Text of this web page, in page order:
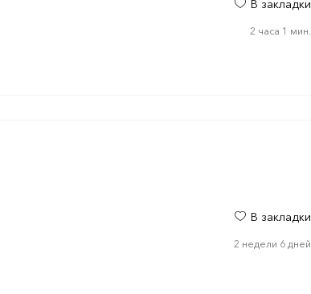
В закладки
2 часа 1 мин.
В закладки
2 недели 6 дней